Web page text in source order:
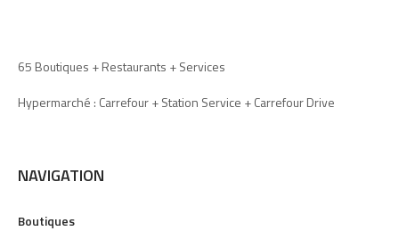
65 Boutiques + Restaurants + Services
Hypermarché : Carrefour + Station Service + Carrefour Drive
NAVIGATION
Boutiques